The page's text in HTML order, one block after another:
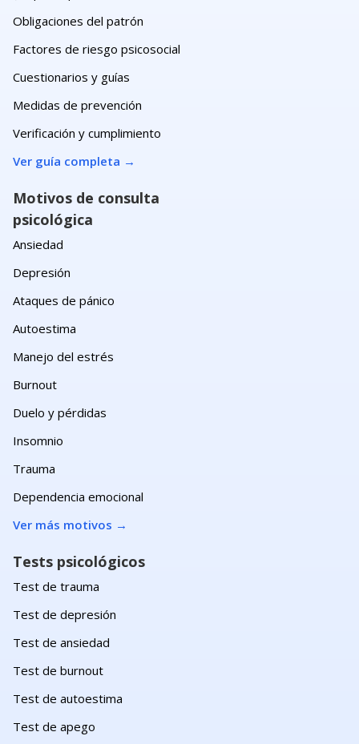
Obligaciones del patrón
Factores de riesgo psicosocial
Cuestionarios y guías
Medidas de prevención
Verificación y cumplimiento
Ver guía completa →
Motivos de consulta
psicológica
Ansiedad
Depresión
Ataques de pánico
Autoestima
Manejo del estrés
Burnout
Duelo y pérdidas
Insomnio
Trauma
Dependencia emocional
Ver más motivos →
Tests psicológicos
Test de trauma
Test de depresión
Test de ansiedad
Test de burnout
Test de autoestima
Test de apego